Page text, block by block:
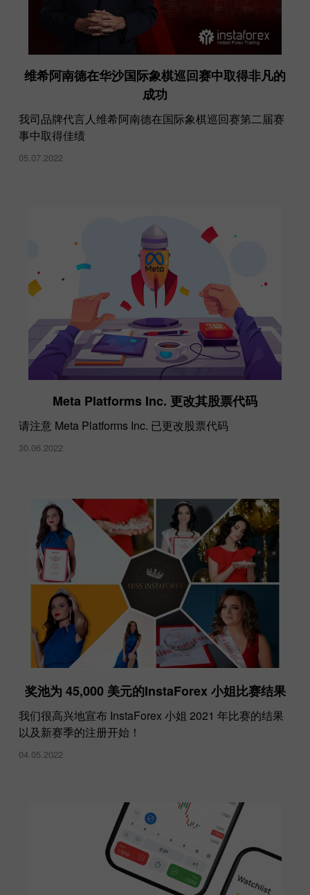
让我们欢迎尤利娅·叶菲莫娃成为 InstaForex 品牌
大使
21.07.2021
维希阿南德在华沙国际象棋巡回赛中取得非凡的
成功
我司品牌代言人维希阿南德在国际象棋巡回赛第二届赛
事中取得佳绩
05.07.2022
Meta Platforms Inc. 更改其股票代码
请注意 Meta Platforms Inc. 已更改股票代码
30.06.2022
奖池为 45,000 美元的InstaForex 小姐比赛结果
我们很高兴地宣布 InstaForex 小姐 2021 年比赛的结果
以及新赛季的注册开始！
04.05.2022